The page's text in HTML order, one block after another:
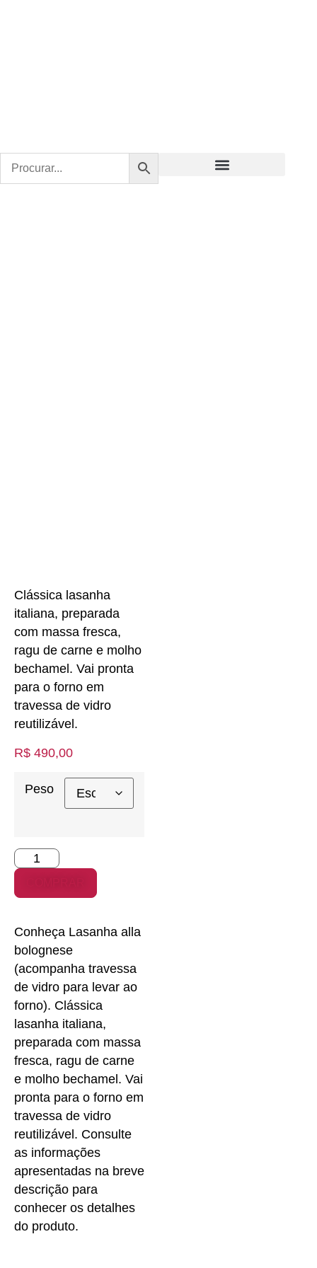
Clássica lasanha
italiana, preparada
com massa fresca,
ragu de carne e molho
bechamel. Vai pronta
para o forno em
travessa de vidro
reutilizável.
R$ 490,00
Peso
Conheça Lasanha alla
bolognese
(acompanha travessa
de vidro para levar ao
forno). Clássica
lasanha italiana,
preparada com massa
fresca, ragu de carne
e molho bechamel. Vai
pronta para o forno em
travessa de vidro
reutilizável. Consulte
as informações
apresentadas na breve
descrição para
conhecer os detalhes
do produto.